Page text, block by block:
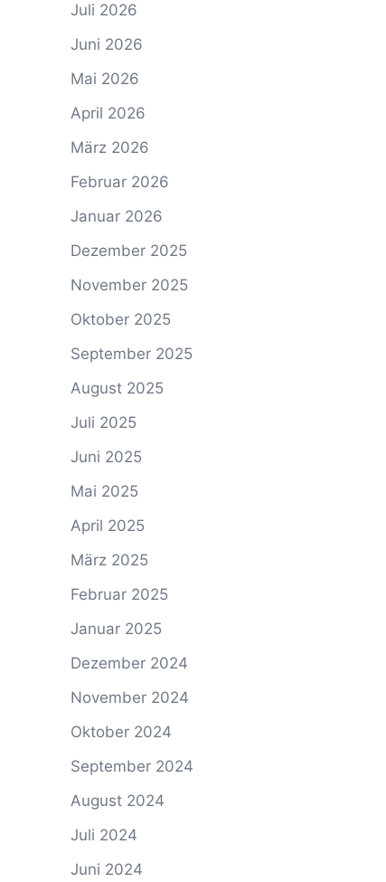
Juli 2026
Juni 2026
Mai 2026
April 2026
März 2026
Februar 2026
Januar 2026
Dezember 2025
November 2025
Oktober 2025
September 2025
August 2025
Juli 2025
Juni 2025
Mai 2025
April 2025
März 2025
Februar 2025
Januar 2025
Dezember 2024
November 2024
Oktober 2024
September 2024
August 2024
Juli 2024
Juni 2024